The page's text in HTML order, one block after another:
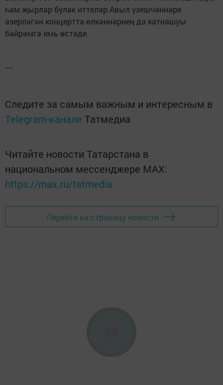
һәм җырлар бүләк иттеләр.Авыл үзешчәннәре
әзерләгән концертта өлкәннәрнең дә катнашуы
бәйрәмгә ямь өстәде.
Следите за самым важным и интересным в
Telegram-канале Татмедиа
Читайте новости Татарстана в
национальном мессенджере MАХ:
https://max.ru/tatmedia
Перейти на страницу новости